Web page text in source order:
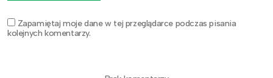
Zapamiętaj moje dane w tej przeglądarce podczas pisania
kolejnych komentarzy.